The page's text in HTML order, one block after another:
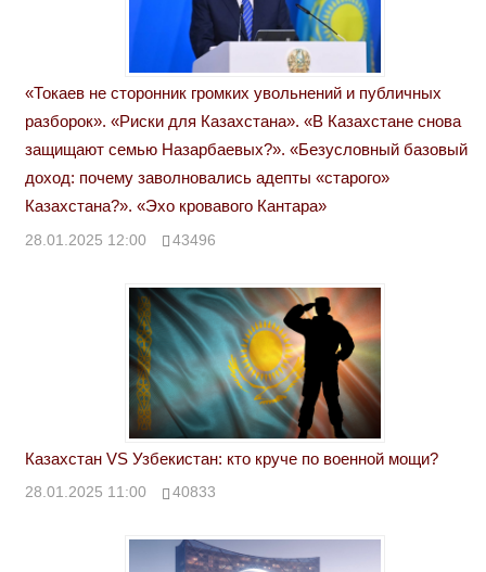
«Токаев не сторонник громких увольнений и публичных
разборок». «Риски для Казахстана». «В Казахстане снова
защищают семью Назарбаевых?». «Безусловный базовый
доход: почему заволновались адепты «старого»
Казахстана?». «Эхо кровавого Кантара»
28.01.2025 12:00 43496
Казахстан VS Узбекистан: кто круче по военной мощи?
28.01.2025 11:00 40833